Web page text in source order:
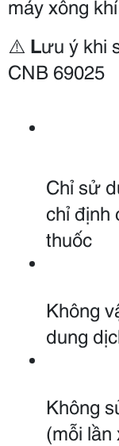
máy xông
⚠️ Lưu ý khi
CNB 69025
Chỉ sử
chỉ định
thuốc
Không
dung
Không
(mỗi lần